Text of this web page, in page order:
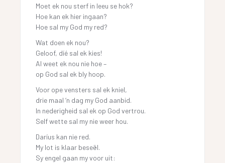
Moet ek nou sterf in leeu se hok?
Hoe kan ek hier ingaan?
Hoe sal my God my red?
Wat doen ek nou?
Geloof, díé sal ek kies!
Al weet ek nou nie hoe –
op God sal ek bly hoop.
Voor ope vensters sal ek kniel,
drie maal ‘n dag my God aanbid.
In nederigheid sal ek op God vertrou.
Self wette sal my nie weer hou.
Daríus kan nie red.
My lot is klaar beseël.
Sy engel gaan my voor uit: